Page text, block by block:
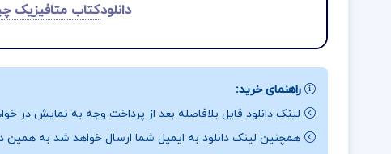
دانلودکتاب متافیزیک
راهنمای خرید:
لینک دانلود فایل بلافاصله بعد از پرداخت وجه به نمایش در
همچنین لینک دانلود به ایمیل شما ارسال خواهد شد به همین